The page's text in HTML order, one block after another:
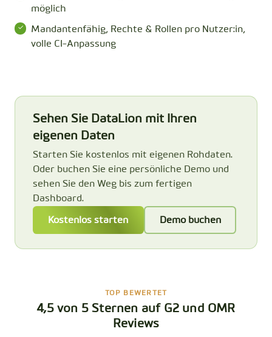
möglich
Mandantenfähig, Rechte & Rollen pro Nutzer:in,
volle CI-Anpassung
Sehen Sie DataLion mit Ihren
eigenen Daten
Starten Sie kostenlos mit eigenen Rohdaten.
Oder buchen Sie eine persönliche Demo und
sehen Sie den Weg bis zum fertigen
Dashboard.
Kostenlos starten Demo buchen
TOP BEWERTET
4,5 von 5 Sternen auf G2 und OMR
Reviews